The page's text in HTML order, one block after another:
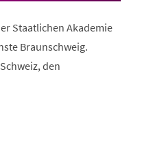
Staatlichen Akademie
Braunschweig.
den